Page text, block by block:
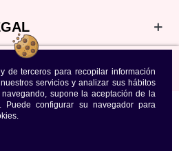
de terceros para recopilar información
servicios y analizar sus hábitos
supone la aceptación de la
Puede configurar su navegador para